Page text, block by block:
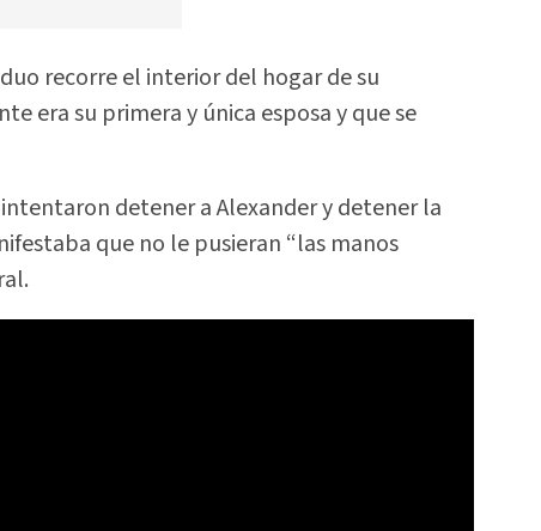
recorre el interior del hogar de su
era su primera y única esposa y que se
detener a Alexander y detener la
que no le pusieran “las manos